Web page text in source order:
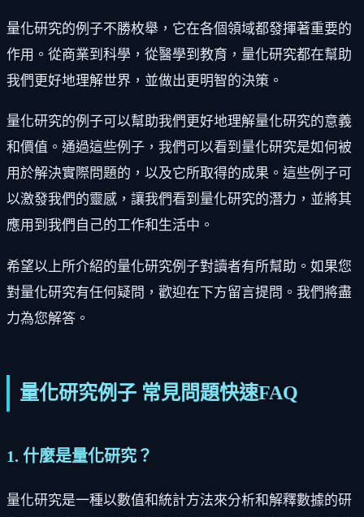
量化研究的例子不勝枚舉，它在各個領域都發揮著重要的
作用。從商業到科學，從醫學到教育，量化研究都在幫助
我們更好地理解世界，並做出更明智的決策。
量化研究的例子可以幫助我們更好地理解量化研究的意義
和價值。通過這些例子，我們可以看到量化研究是如何被
用於解決實際問題的，以及它所取得的成果。這些例子可
以激發我們的靈感，讓我們看到量化研究的潛力，並將其
應用到我們自己的工作和生活中。
希望以上所介紹的量化研究例子對讀者有所幫助。如果您
對量化研究有任何疑問，歡迎在下方留言提問。我們將盡
力為您解答。
量化研究例子 常見問題快速FAQ
1. 什麼是量化研究？
量化研究是一種以數值和統計方法來分析和解釋數據的研